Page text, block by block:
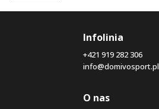
Infolinia
+421 919 282 306
info@domivosport.pl
O nas